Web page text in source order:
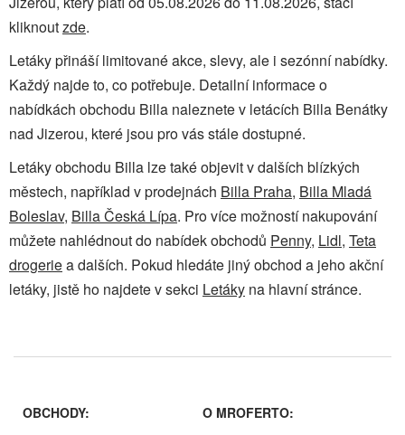
kliknoutzde.
Letáky přináší limitované akce, slevy, ale i sezónní nabídky.
Každý najde to, co potřebuje. Detailní informace o
nabídkách obchodu Billa naleznete v letácích Billa Benátky
nad Jizerou, které jsou pro vás stále dostupné.
Letáky obchodu Billa lze také objevit v dalších blízkých
městech, například v prodejnách Billa Praha, Billa Mladá
Boleslav, Billa Česká Lípa. Pro více možností nakupování
můžete nahlédnout do nabídek obchodů Penny, Lidl, Teta
drogeriea dalších. Pokud hledáte jiný obchod a jeho akční
letáky, jistě ho najdete v sekci Letáky na hlavní stránce.
OBCHODY:
O MROFERTO: